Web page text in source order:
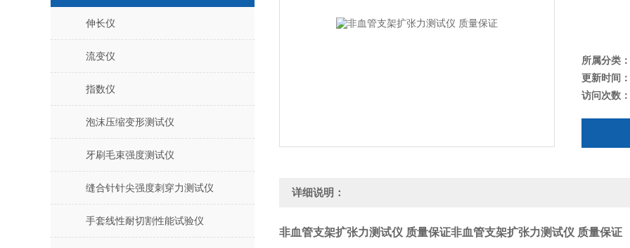
伸长仪
流变仪
指数仪
泡沫压缩变形测试仪
牙刷毛束强度测试仪
缝合针针尖强度刺穿力测试仪
手套线性耐切割性能试验仪
所属分类：
更新时间：
访问次数：
详细说明：
非血管支架扩张力测试仪 质量保证非血管支架扩张力测试仪 质量保证